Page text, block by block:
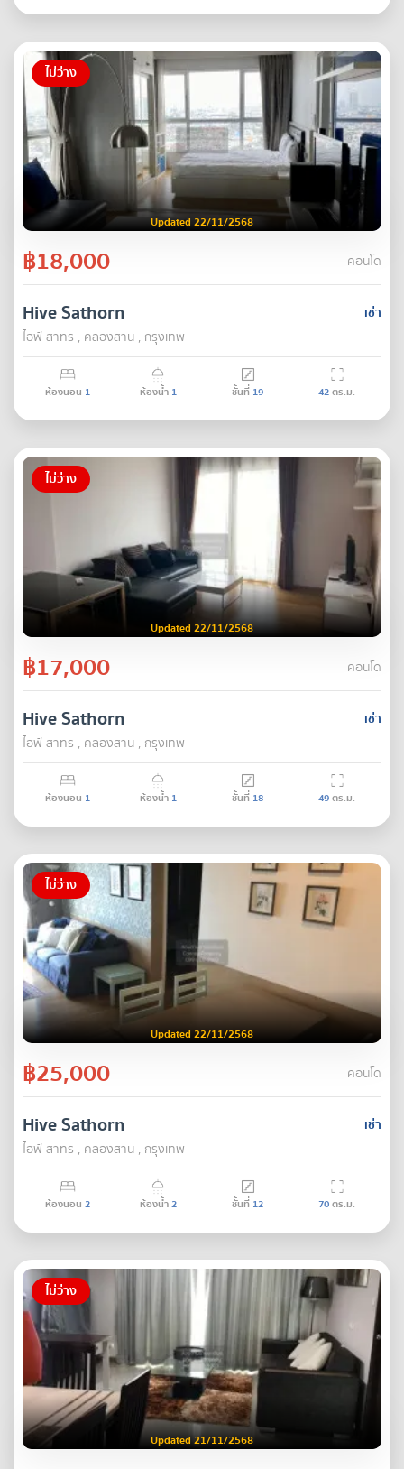
ไม่ว่าง
Updated 22/11/2568
฿18,000 คอนโด
เช่า
Hive Sathorn
ไฮฟ์ สาทร , คลองสาน , กรุงเทพ
ห้องนอน 1 ห้องน้ำ 1 ชั้นที่ 19 42ตร.ม.
ไม่ว่าง
Updated 22/11/2568
฿17,000 คอนโด
เช่า
Hive Sathorn
ไฮฟ์ สาทร , คลองสาน , กรุงเทพ
ห้องนอน 1 ห้องน้ำ 1 ชั้นที่ 18 49ตร.ม.
ไม่ว่าง
Updated 22/11/2568
฿25,000 คอนโด
เช่า
Hive Sathorn
ไฮฟ์ สาทร , คลองสาน , กรุงเทพ
ห้องนอน 2 ห้องน้ำ2 ชั้นที่ 12 70ตร.ม.
ไม่ว่าง
Updated 21/11/2568